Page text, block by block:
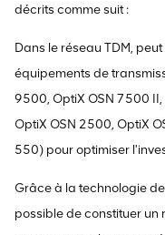
décrits comme suit :
Dans le réseau TDM,
équipements de
9500, OptiX OSN 7500
OptiX OSN 2500, OptiX
550) pour optimiser
Grâce à la technologie
possible de constituer